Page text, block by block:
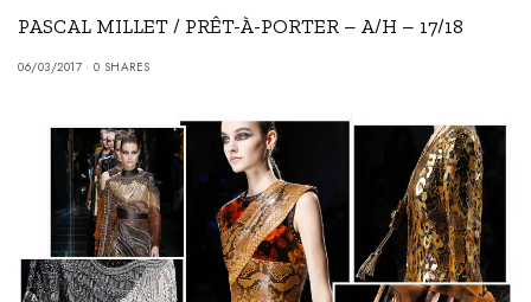
PASCAL MILLET / PRÊT-À-PORTER – A/H – 17/18
06/03/2017 0 SHARES